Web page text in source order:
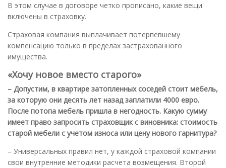
В этом случае в договоре четко прописано, какие вещи
включены в страховку.
Страховая компания выплачивает потерпевшему
компенсацию только в пределах застрахованного
имущества.
«Хочу новое вместо старого»
– Допустим, в квартире затопленных соседей стоит мебель,
за которую они десять лет назад заплатили 4000 евро.
После потопа мебель пришла в негодность. Какую сумму
имеет право запросить страховщик с виновника: стоимость
старой мебели с учетом износа или цену нового гарнитура?
– Универсальных правил нет, у каждой страховой компании
свои внутренние методики расчета возмещения. Второй